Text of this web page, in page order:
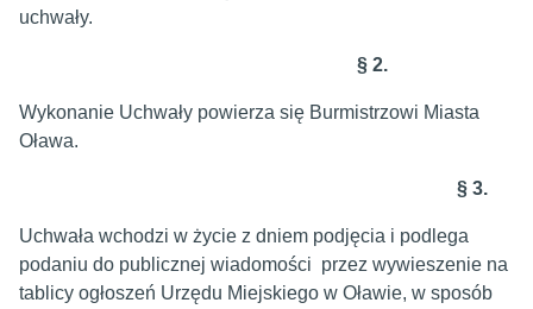
uchwały.
§ 2.
Wykonanie Uchwały powierza się Burmistrzowi Miasta
Oława.
§ 3.
Uchwała wchodzi w życie z dniem podjęcia i podlega
podaniu do publicznej wiadomości przez wywieszenie na
tablicy ogłoszeń Urzędu Miejskiego w Oławie, w sposób